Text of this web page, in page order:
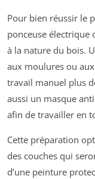
Pour bien réussir le
ponceuse électrique
à la nature du bois.
aux moulures ou
travail manuel plus
aussi un masque
afin de travailler en
Cette préparation
des couches qui
d’une peinture